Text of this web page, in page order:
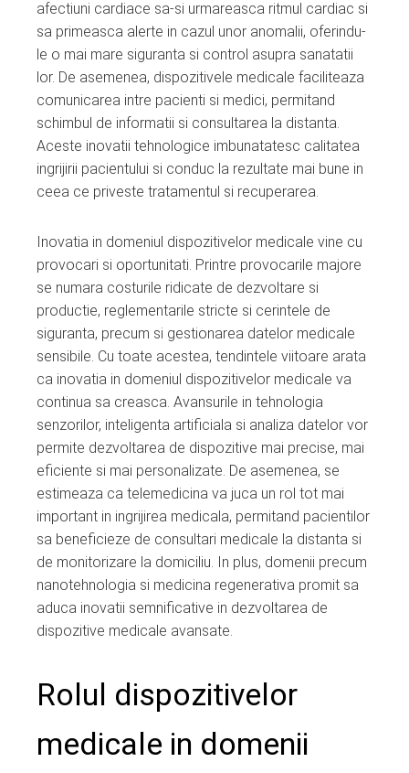
afectiuni cardiace sa-si urmareasca ritmul cardiac si
sa primeasca alerte in cazul unor anomalii, oferindu-
le o mai mare siguranta si control asupra sanatatii
lor. De asemenea, dispozitivele medicale faciliteaza
comunicarea intre pacienti si medici, permitand
schimbul de informatii si consultarea la distanta.
Aceste inovatii tehnologice imbunatatesc calitatea
ingrijirii pacientului si conduc la rezultate mai bune in
ceea ce priveste tratamentul si recuperarea.
Inovatia in domeniul dispozitivelor medicale vine cu
provocari si oportunitati. Printre provocarile majore
se numara costurile ridicate de dezvoltare si
productie, reglementarile stricte si cerintele de
siguranta, precum si gestionarea datelor medicale
sensibile. Cu toate acestea, tendintele viitoare arata
ca inovatia in domeniul dispozitivelor medicale va
continua sa creasca. Avansurile in tehnologia
senzorilor, inteligenta artificiala si analiza datelor vor
permite dezvoltarea de dispozitive mai precise, mai
eficiente si mai personalizate. De asemenea, se
estimeaza ca telemedicina va juca un rol tot mai
important in ingrijirea medicala, permitand pacientilor
sa beneficieze de consultari medicale la distanta si
de monitorizare la domiciliu. In plus, domenii precum
nanotehnologia si medicina regenerativa promit sa
aduca inovatii semnificative in dezvoltarea de
dispozitive medicale avansate.
Rolul dispozitivelor
medicale in domenii